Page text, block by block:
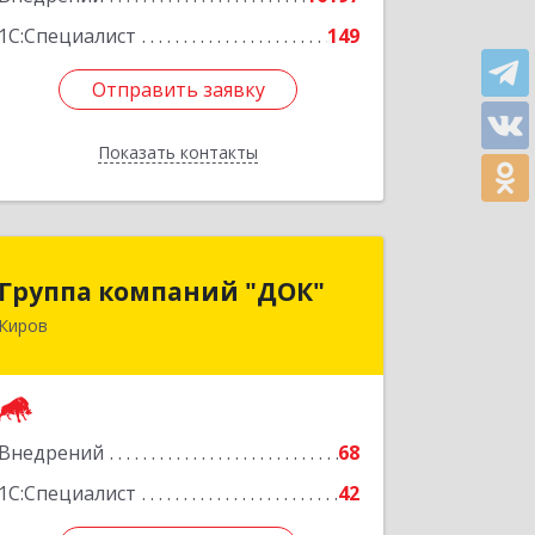
1С:Специалист
149
Отправить заявку
Показать контакты
Отправить заявку
Назад
Группа компаний "ДОК"
Киров
Внедрений
68
1С:Специалист
42
Группа компаний "ДОК"